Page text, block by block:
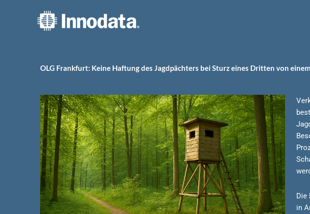
OLG Frankfurt: Keine Haftung des Jagdpächters bei Sturz eines Dritten von
Die
in